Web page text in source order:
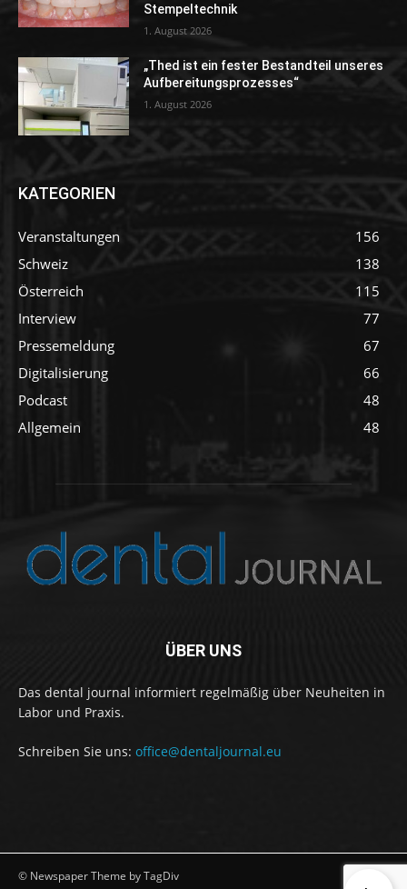
Stempeltechnik
1. August 2026
„Thed ist ein fester Bestandteil unseres
Aufbereitungsprozesses“
1. August 2026
KATEGORIEN
Veranstaltungen
156
Schweiz
138
Österreich
115
Interview
77
Pressemeldung
67
Digitalisierung
66
Podcast
48
Allgemein
48
ÜBER UNS
Das dental journal informiert regelmäßig über Neuheiten in
Labor und Praxis.
Schreiben Sie uns: office@dentaljournal.eu
© Newspaper Theme by TagDiv